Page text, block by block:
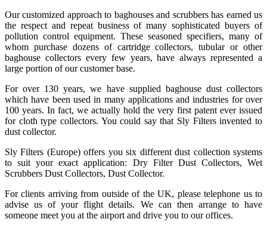
Our customized approach to baghouses and scrubbers has earned us
the respect and repeat business of many sophisticated buyers of
pollution control equipment. These seasoned specifiers, many of
whom purchase dozens of cartridge collectors, tubular or other
baghouse collectors every few years, have always represented a
large portion of our customer base.
For over 130 years, we have supplied baghouse dust collectors
which have been used in many applications and industries for over
100 years. In fact, we actually hold the very first patent ever issued
for cloth type collectors. You could say that Sly Filters invented to
dust collector.
Sly Filters (Europe) offers you six different dust collection systems
to suit your exact application: Dry Filter Dust Collectors, Wet
Scrubbers Dust Collectors, Dust Collector.
For clients arriving from outside of the UK, please telephone us to
advise us of your flight details. We can then arrange to have
someone meet you at the airport and drive you to our offices.